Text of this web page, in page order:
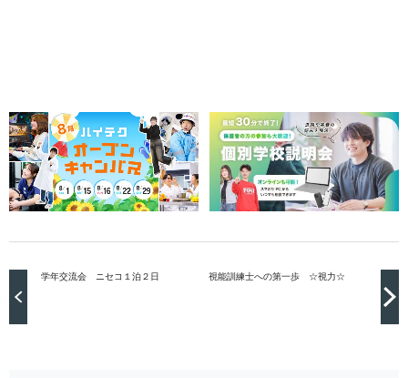
学年交流会 ニセコ１泊２日 視能訓練士への第一歩 ☆視力☆